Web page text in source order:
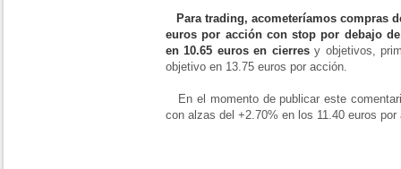
Para trading, acometeríamos compras
euros por acción con stop por debajo
en 10.65 euros en cierresy objetivos,
objetivo en 13.75 euros por acción.
En el momento de publicar este
con alzas del +2.70% en los 11.40 euros por